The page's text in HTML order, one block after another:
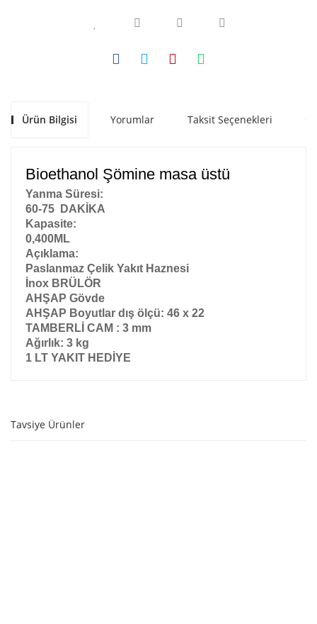
Ürün Bilgisi Yorumlar Taksit Seçenekleri
Bioethanol Şömine masa üstü
Yanma Süresi:
60-75 DAKİKA
Kapasite:
0,400ML
Açıklama:
Paslanmaz Çelik Yakıt Haznesi
İnox BRÜLÖR
AHŞAP Gövde
AHŞAP Boyutlar dış ölçü: 46 x 22
TAMBERLİ CAM : 3 mm
Ağırlık: 3 kg
1 LT YAKIT HEDİYE
Tavsiye Ürünler